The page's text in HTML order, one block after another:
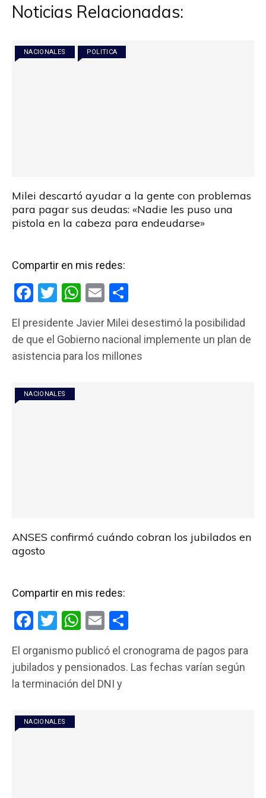
Noticias Relacionadas:
NACIONALES POLITICA
Milei descartó ayudar a la gente con problemas
para pagar sus deudas: «Nadie les puso una
pistola en la cabeza para endeudarse»
Compartir en mis redes:
F
ce
b
o
k
T
tt
er
W
at
s
E
ail m
p
El presidente Javier Milei desestimó la posibilidad
de que el Gobierno nacional implemente un plan de
asistencia para los millones
NACIONALES
ANSES confirmó cuándo cobran los jubilados en
agosto
Compartir en mis redes:
F
ce
b
o
k
T
tt
er
W
at
s
E
ail m
p
El organismo publicó el cronograma de pagos para
jubilados y pensionados. Las fechas varían según
la terminación del DNI y
NACIONALES